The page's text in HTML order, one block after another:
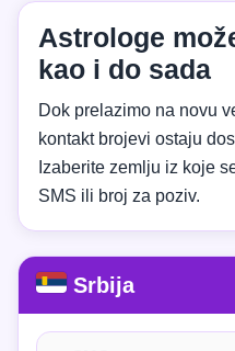
Astrologe
kao i do sada
Dok prelazimo na novu
kontakt brojevi ostaju
Izaberite zemlju iz koje
SMS ili broj za poziv.
Srbija